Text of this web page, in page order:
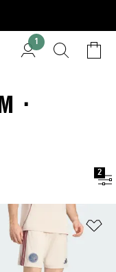
1
·
2
Liste de produits